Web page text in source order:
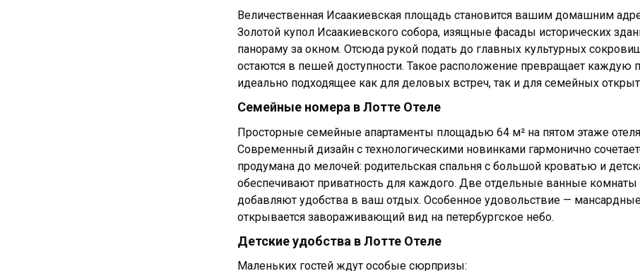
Величественная Исаакиевская площадь становится вашим домашним
Золотой купол Исаакиевского собора, изящные фасады исторических
панораму за окном. Отсюда рукой подать до главных культурных
остаются в пешей доступности. Такое расположение превращает каждую
идеально подходящее как для деловых встреч, так и для семейных
Семейные номера в Лотте Отеле
Просторные семейные апартаменты площадью 64 м² на пятом этаже
Современный дизайн с технологическими новинками гармонично
продумана до мелочей: родительская спальня с большой кроватью и
обеспечивают приватность для каждого. Две отдельные ванные
добавляют удобства в ваш отдых. Особенное удовольствие —
открывается завораживающий вид на петербургское небо.
Детские удобства в Лотте Отеле
Маленьких гостей ждут особые сюрпризы: